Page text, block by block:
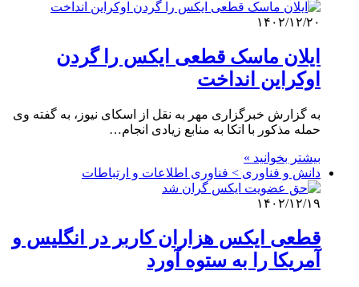
۱۴۰۲/۱۲/۲۰
ایلان ماسک قطعی ایکس را گردن
اوکراین انداخت
به گزارش خبرگزاری مهر به نقل از اسکای نیوز، به گفته وی
حمله مذکور با اتکا به منابع زیادی انجام…
بیشتر بخوانید »
دانش و فناوری > فناوری اطلاعات و ارتباطات
۱۴۰۲/۱۲/۱۹
قطعی ایکس هزاران کاربر در انگلیس و
آمریکا را به ستوه آورد